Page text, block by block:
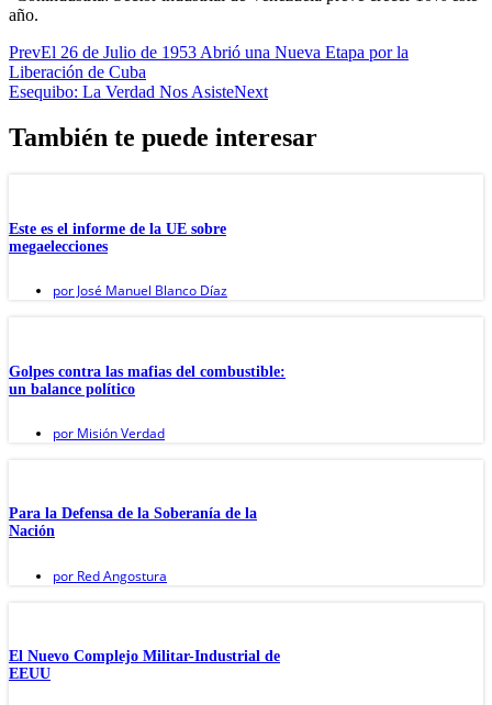
año.
PrevEl 26 de Julio de 1953 Abrió una Nueva Etapa por la
Liberación de Cuba
Esequibo: La Verdad Nos AsisteNext
También te puede interesar
Este es el informe de la UE sobre
megaelecciones
por José Manuel Blanco Díaz
Golpes contra las mafias del combustible:
un balance político
por Misión Verdad
Para la Defensa de la Soberanía de la
Nación
por Red Angostura
El Nuevo Complejo Militar-Industrial de
EEUU